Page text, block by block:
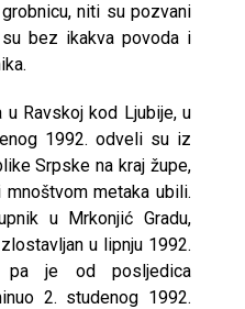
niti su pozvani
bez ikakva povoda i
u Ravskoj kod Ljubije, u
1992. odveli su iz
Srpske na kraj župe,
mnoštvom metaka ubili.
u Mrkonjić Gradu,
u lipnju 1992.
pa je od posljedica
2. studenog 1992.